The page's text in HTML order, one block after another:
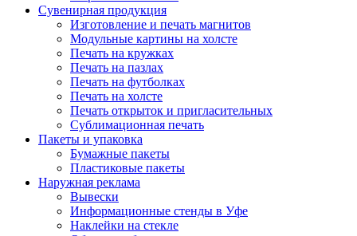
Сувенирная продукция
Изготовление и печать магнитов
Модульные картины на холсте
Печать на кружках
Печать на пазлах
Печать на футболках
Печать на холсте
Печать открыток и пригласительных
Сублимационная печать
Пакеты и упаковка
Бумажные пакеты
Пластиковые пакеты
Наружная реклама
Вывески
Информационные стенды в Уфе
Наклейки на стекле